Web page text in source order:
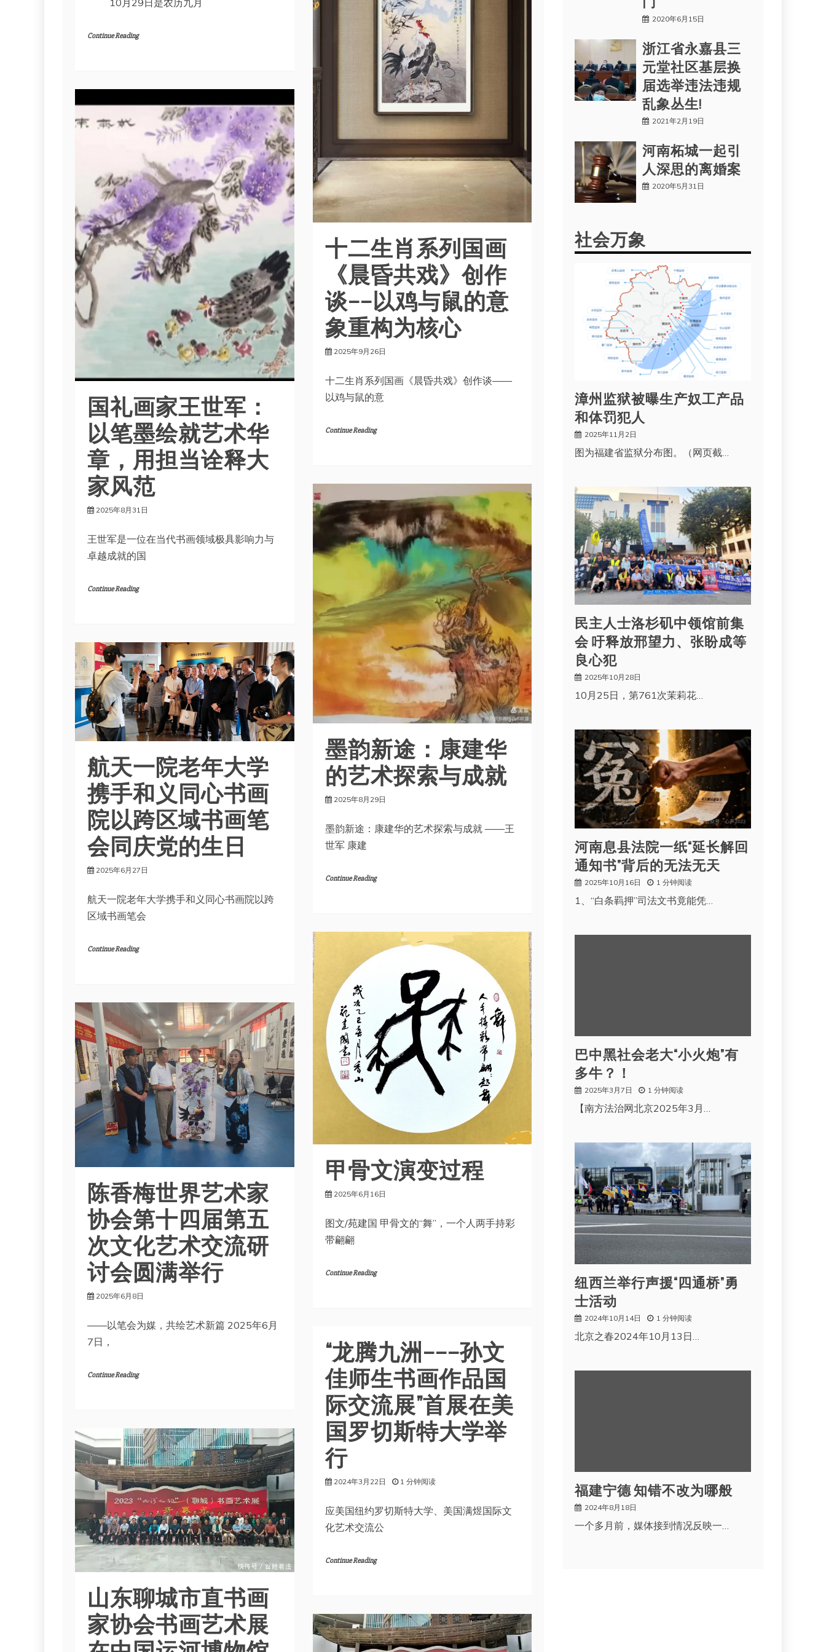
10月29日是农历九月
Continue Reading
十二生肖系列国画
《晨昏共戏》创作
谈——以鸡与鼠的意
象重构为核心
2025年9月26日
十二生肖系列国画《晨昏共戏》创作谈——
以鸡与鼠的意
Continue Reading
国礼画家王世军：
以笔墨绘就艺术华
章，用担当诠释大
家风范
2025年8月31日
王世军是一位在当代书画领域极具影响力与
卓越成就的国
Continue Reading
墨韵新途：康建华
的艺术探索与成就
2025年8月29日
墨韵新途：康建华的艺术探索与成就 ——王
世军 康建
Continue Reading
航天一院老年大学
携手和义同心书画
院以跨区域书画笔
会同庆党的生日
2025年6月27日
航天一院老年大学携手和义同心书画院以跨
区域书画笔会
Continue Reading
甲骨文演变过程
2025年6月16日
图文/苑建国 甲骨文的“舞”，一个人两手持彩
带翩翩
Continue Reading
陈香梅世界艺术家
协会第十四届第五
次文化艺术交流研
讨会圆满举行
2025年6月8日
——以笔会为媒，共绘艺术新篇 2025年6月
7日，
Continue Reading
“龙腾九洲———孙文
佳师生书画作品国
际交流展”首展在美
国罗切斯特大学举
行
2024年3月22日 1 分钟阅读
应美国纽约罗切斯特大学、美国满煜国际文
化艺术交流公
Continue Reading
山东聊城市直书画
家协会书画艺术展
2020年6月15日
浙江省永嘉县三
元堂社区基层换
届选举违法违规
乱象丛生!
2021年2月19日
河南柘城一起引
人深思的离婚案
2020年5月31日
社会万象
漳州监狱被曝生产奴工产品
和体罚犯人
2025年11月2日
图为福建省监狱分布图。（网页截…
民主人士洛杉矶中领馆前集
会 吁释放邢望力、张盼成等
良心犯
2025年10月28日
10月25日，第761次茉莉花…
河南息县法院一纸“延长解回
通知书”背后的无法无天
2025年10月16日 1 分钟阅读
1、“白条羁押”司法文书竟能凭…
巴中黑社会老大“小火炮”有
多牛？！
2025年3月7日 1 分钟阅读
【南方法治网北京2025年3月…
纽西兰举行声援“四通桥”勇
士活动
2024年10月14日 1 分钟阅读
北京之春2024年10月13日…
福建宁德 知错不改为哪般
2024年8月18日
一个多月前，媒体接到情况反映一…